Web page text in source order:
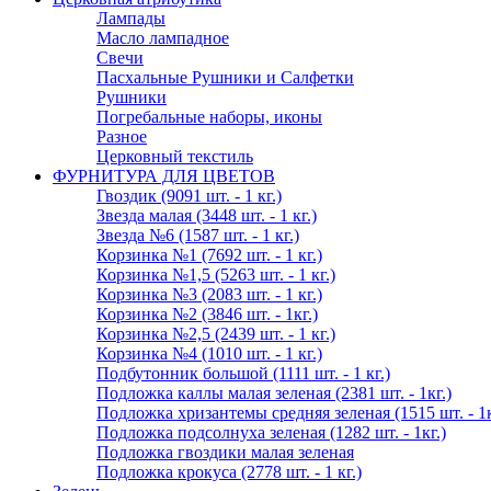
Лампады
Масло лампадное
Свечи
Пасхальные Рушники и Салфетки
Рушники
Погребальные наборы, иконы
Разное
Церковный текстиль
ФУРНИТУРА ДЛЯ ЦВЕТОВ
Гвоздик (9091 шт. - 1 кг.)
Звезда малая (3448 шт. - 1 кг.)
Звезда №6 (1587 шт. - 1 кг.)
Корзинка №1 (7692 шт. - 1 кг.)
Корзинка №1,5 (5263 шт. - 1 кг.)
Корзинка №3 (2083 шт. - 1 кг.)
Корзинка №2 (3846 шт. - 1кг.)
Корзинка №2,5 (2439 шт. - 1 кг.)
Корзинка №4 (1010 шт. - 1 кг.)
Подбутонник большой (1111 шт. - 1 кг.)
Подложка каллы малая зеленая (2381 шт. - 1кг.)
Подложка хризантемы средняя зеленая (1515 шт. -
Подложка подсолнуха зеленая (1282 шт. - 1кг.)
Подложка гвоздики малая зеленая
Подложка крокуса (2778 шт. - 1 кг.)